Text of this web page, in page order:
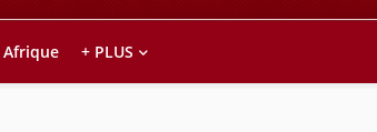
Afrique + PLUS